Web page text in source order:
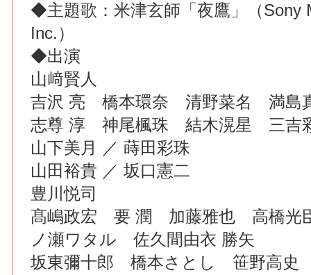
◆主題歌：米津玄師「夜鷹」（Sony
Inc.）
◆出演
山﨑賢人
吉沢 亮 橋本環奈 清野菜名 満島
志尊 淳 神尾楓珠 結木滉星 三
山下美月 ／ 蒔田彩珠
山田裕貴 ／ 坂口憲二
豊川悦司
髙嶋政宏 要 潤 加藤雅也 高橋
ノ瀬ワタル 佐久間由衣 勝矢
坂東彌十郎 橋本さとし 笹野高